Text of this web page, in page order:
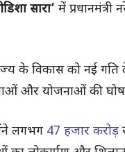
सारा’ में प्रधानमंत्री
के विकास को नई
और योजनाओं की
लगभग 47 हजार करोड़